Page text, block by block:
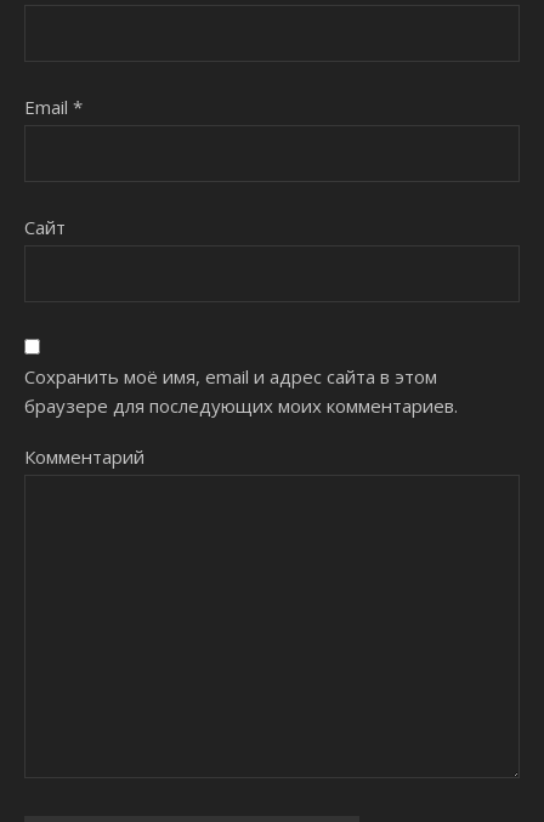
Email *
Сайт
Сохранить моё имя, email и адрес сайта в этом
браузере для последующих моих комментариев.
Комментарий